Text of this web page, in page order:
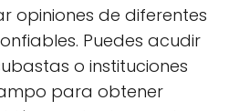
opiniones de diferentes
Puedes acudir
o instituciones
para obtener